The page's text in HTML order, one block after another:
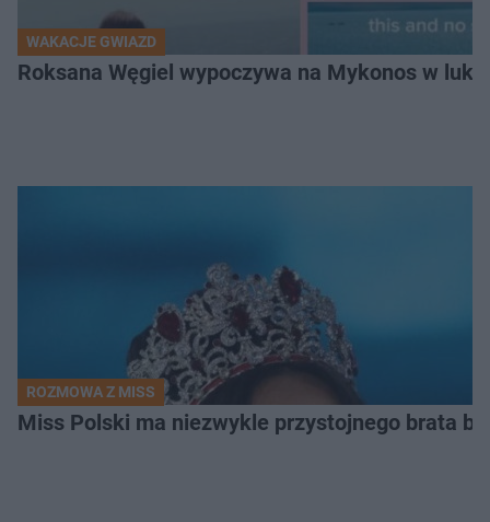
WAKACJE GWIAZD
Roksana Węgiel wypoczywa na Mykonos w
ROZMOWA Z MISS
Miss Polski ma niezwykle przystojnego brata